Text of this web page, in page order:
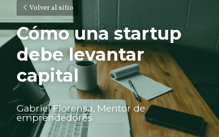
Volver al sitio
Cómo una startup
debe levantar
capital
Gabriel Florensa, Mentor de
emprendedores